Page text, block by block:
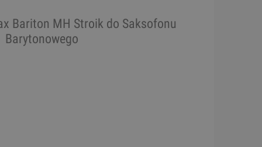
Bariton MH Stroik do Saksofonu
Barytonowego